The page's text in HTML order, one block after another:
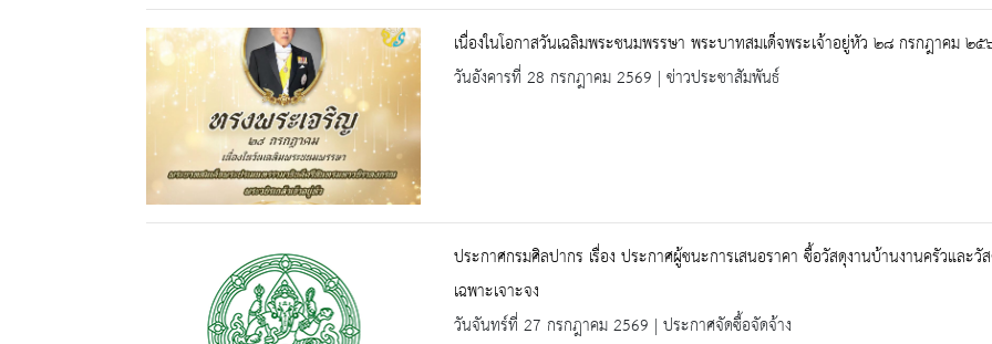
เนื่องในโอกาสวันเฉลิมพระชนมพรรษา พระบาทสมเด็จพระเจ้าอยู่หัว ๒๘ กรกฎาคม ๒
วันอังคารที่ 28 กรกฎาคม 2569 | ข่าวประชาสัมพันธ์
ประกาศกรมศิลปากร เรื่อง ประกาศผู้ชนะการเสนอราคา ซื้อวัสดุงานบ้านงานครัวและ
เฉพาะเจาะจง
วันจันทร์ที่ 27 กรกฎาคม 2569 | ประกาศจัดซื้อจัดจ้าง